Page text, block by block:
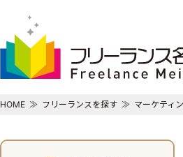
HOME フリーランスを探す マーケティ